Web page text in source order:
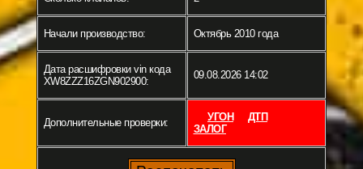
Начали производство: Октябрь 2010 года
Дата расшифровки vin кода
XW8ZZZ16ZGN902900:
09.08.2026 14:02
Дополнительные проверки: УГОН
ДТП
ЗАЛОГ